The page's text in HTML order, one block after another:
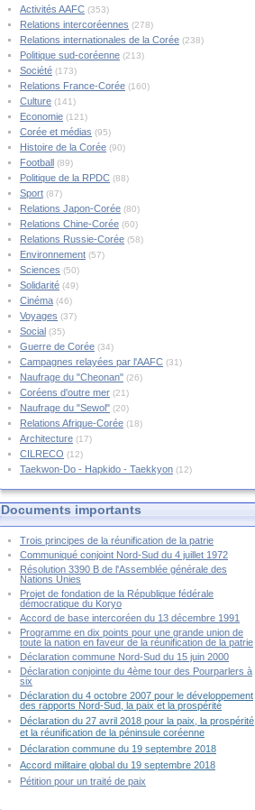
Activités AAFC (353)
Relations intercoréennes (278)
Relations internationales de la Corée (238)
Politique sud-coréenne (213)
Société (173)
Relations France-Corée (160)
Culture (141)
Economie (121)
Corée et médias (95)
Histoire de la Corée (90)
Football (89)
Politique de la RPDC (88)
Sport (87)
Relations Japon-Corée (80)
Relations Chine-Corée (60)
Relations Russie-Corée (58)
Environnement (57)
Sciences (50)
Solidarité (49)
Cinéma (46)
Voyages (37)
Social (35)
Guerre de Corée (34)
Campagnes relayées par l'AAFC (31)
Naufrage du "Cheonan" (26)
Coréens d'outre mer (21)
Naufrage du "Sewol" (20)
Relations Afrique-Corée (18)
Architecture (17)
CILRECO (12)
Taekwon-Do - Hapkido - Taekkyon (12)
Documents importants
Trois principes de la réunification de la patrie
Communiqué conjoint Nord-Sud du 4 juillet 1972
Résolution 3390 B de l'Assemblée générale des
Nations Unies
Projet de fondation de la République fédérale
démocratique du Koryo
Accord de base intercoréen du 13 décembre 1991
Programme en dix points pour une grande union de
toute la nation en faveur de la réunification de la patrie
Déclaration commune Nord-Sud du 15 juin 2000
Déclaration conjointe du 4ème tour des Pourparlers à
six
Déclaration du 4 octobre 2007 pour le développement
des rapports Nord-Sud, la paix et la prospérité
Déclaration du 27 avril 2018 pour la paix, la prospérité
et la réunification de la péninsule coréenne
Déclaration commune du 19 septembre 2018
Accord militaire global du 19 septembre 2018
Pétition pour un traité de paix